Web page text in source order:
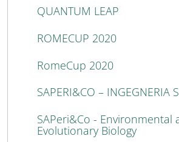
QUANTUM LEAP
ROMECUP 2020
RomeCup 2020
SAPERI&CO – INGEGNERIA
SAPeri&Co - Environmental
Evolutionary Biology